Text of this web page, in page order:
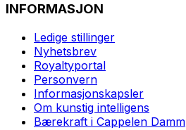
INFORMASJON
Ledige stillinger
Nyhetsbrev
Royaltyportal
Personvern
Informasjonskapsler
Om kunstig intelligens
Bærekraft i Cappelen Damm